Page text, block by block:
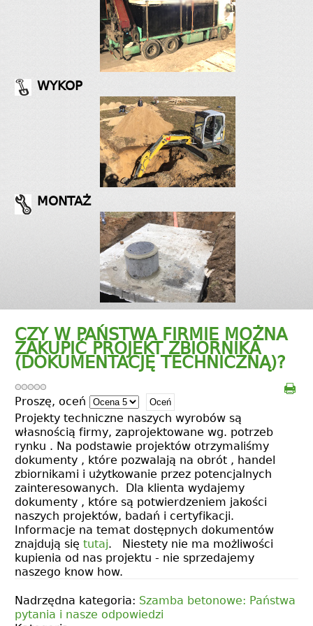
WYKOP
MONTAŻ
CZY W PAŃSTWA FIRMIE MOŻNA
ZAKUPIĆ PROJEKT ZBIORNIKA
(DOKUMENTACJĘ TECHNICZNĄ)?
Proszę, oceń
Projekty techniczne naszych wyrobów są
własnością firmy, zaprojektowane wg. potrzeb
rynku . Na podstawie projektów otrzymaliśmy
dokumenty , które pozwalają na obrót , handel
zbiornikami i użytkowanie przez potencjalnych
zainteresowanych. Dla klienta wydajemy
dokumenty , które są potwierdzeniem jakości
naszych projektów, badań i certyfikacji.
Informacje na temat dostępnych dokumentów
znajdują siętutaj. Niestety nie ma możliwości
kupienia od nas projektu - nie sprzedajemy
naszego know how.
Nadrzędna kategoria: Szamba betonowe: Państwa
pytania i nasze odpowiedzi